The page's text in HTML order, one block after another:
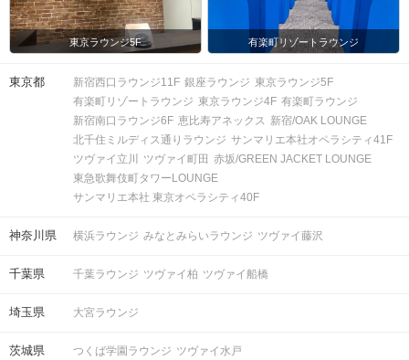
東京ラウンジ5F 有楽町リゾートラウンジ
東京都 新宿西口ラウンジ11F 銀座ラウンジ 東京ラウンジ5F
有楽町リゾートラウンジ 東京ラウンジ4F 有楽町ラウンジ
新宿南口ラウンジ6F 恵比寿アネックス 新宿/OAK LOUNGE
北千住ミルディス通りラウンジ サンマリエ本社オペラシティ41F
ツヴァイ立川
ツヴァイ町田 赤坂/GREEN JACKET LOUNGE
東急歌舞伎町タワーLOUNGE
サンマリエ本社 東京オペラシティ40F
神奈川県 横浜ラウンジ みなとみらいラウンジ ツヴァイ藤沢
千葉県 千葉ラウンジ ツヴァイ柏 ツヴァイ船橋
埼玉県 大宮ラウンジ
茨城県 つくば学園ラウンジ ツヴァイ水戸